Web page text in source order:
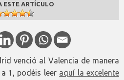
ESTE ARTÍCULO
venció al Valencia de manera
1, podéis leer aquí la excelente